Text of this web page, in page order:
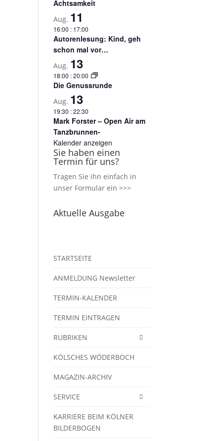
Achtsamkeit
Aug. 11
16:00 : 17:00
Autorenlesung: Kind, geh
schon mal vor…
Aug. 13
18:00 :20:00
Die Genussrunde
Aug. 13
19:30 :22:30
Mark Forster – Open Air am
Tanzbrunnen-
Kalender anzeigen
Sie haben einen
Termin für uns?
Tragen Sie ihn einfach in
unser Formular ein >>>
Aktuelle Ausgabe
STARTSEITE
ANMELDUNG Newsletter
TERMIN-KALENDER
TERMIN EINTRAGEN
RUBRIKEN
KÖLSCHES WÖDERBOCH
MAGAZIN-ARCHIV
SERVICE
KARRIERE BEIM KÖLNER
BILDERBOGEN